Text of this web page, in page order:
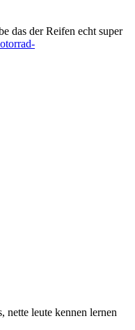
das der Reifen echt super
nette leute kennen lernen